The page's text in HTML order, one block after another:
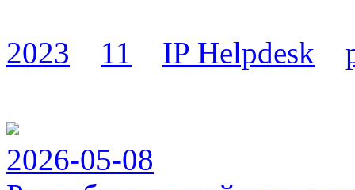
2023 11 IP Helpdesk
2026-05-08